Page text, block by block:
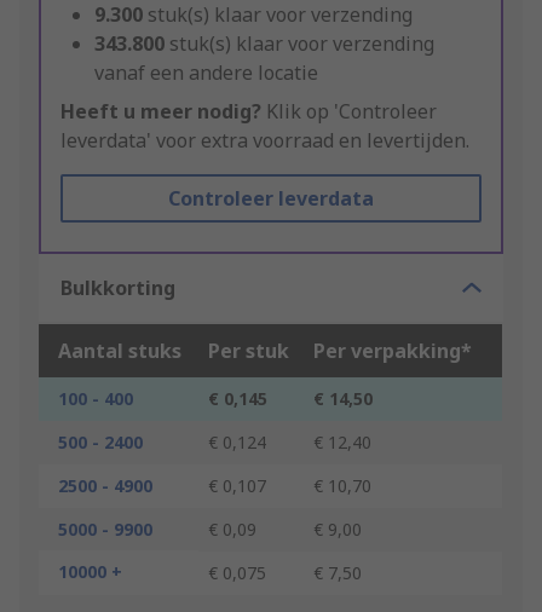
9.300 stuk(s) klaar voor verzending
343.800 stuk(s) klaar voor verzending
vanaf een andere locatie
Heeft u meer nodig? Klik op 'Controleer
leverdata' voor extra voorraad en levertijden.
Controleer leverdata
Bulkkorting
Aantal stuks Per stuk Per verpakking*
100 - 400 € 0,145
€ 14,50
500 - 2400
€ 0,124
€ 12,40
2500 - 4900
€ 0,107
€ 10,70
5000 - 9900
€ 0,09
€ 9,00
10000 +
€ 0,075 € 7,50